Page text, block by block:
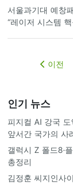
서울과기대 예창
“레이저 시스템
이전
인기 뉴스
피지컬 AI 강국
앞서간 국가의 사
갤럭시 Z 폴드8·
총정리
김정훈 씨지인사